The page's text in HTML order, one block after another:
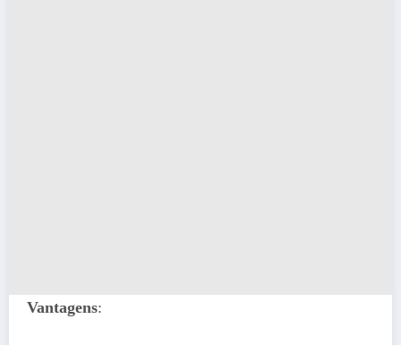
Vantagens: